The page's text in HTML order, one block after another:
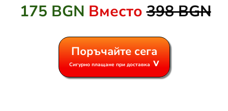
175 BGN Вместо398 BGN
Поръчайте сега
Сигурно плащане при доставкаv